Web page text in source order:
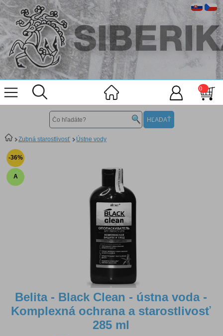
0
Zubná starostlivosť Ústne vody
-36%
A
Belita - Black Clean - ústna voda -
Komplexná ochrana a starostlivosť
285 ml